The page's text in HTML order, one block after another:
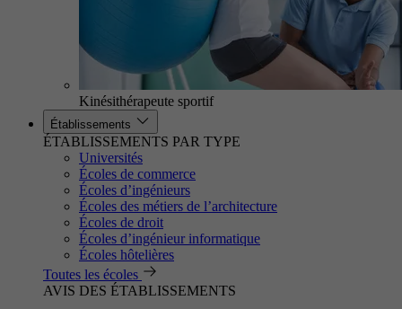
Kinésithérapeute sportif
Établissements
ÉTABLISSEMENTS PAR TYPE
Universités
Écoles de commerce
Écoles d’ingénieurs
Écoles des métiers de l’architecture
Écoles de droit
Écoles d’ingénieur informatique
Écoles hôtelières
Toutes les écoles
AVIS DES ÉTABLISSEMENTS